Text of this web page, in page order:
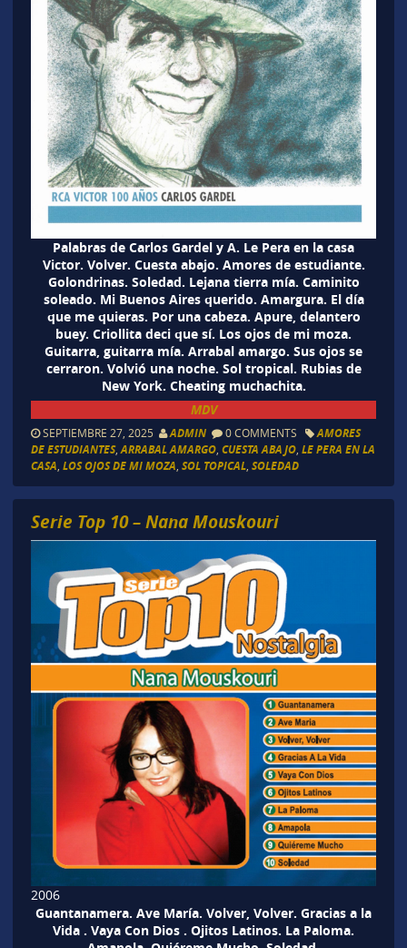
Palabras de Carlos Gardel y A. Le Pera en la casa
Victor. Volver. Cuesta abajo. Amores de estudiante.
Golondrinas. Soledad. Lejana tierra mía. Caminito
soleado. Mi Buenos Aires querido. Amargura. El día
que me quieras. Por una cabeza. Apure, delantero
buey. Criollita deci que sí. Los ojos de mi moza.
Guitarra, guitarra mía. Arrabal amargo. Sus ojos se
cerraron. Volvió una noche. Sol tropical. Rubias de
New York. Cheating muchachita.
MDV
SEPTIEMBRE 27, 2025 ADMIN 0 COMMENTS
AMORES
DE ESTUDIANTES,ARRABAL AMARGO, CUESTA ABAJO, LE PERA EN LA
CASA, LOS OJOS DE MI MOZA, SOL TOPICAL, SOLEDAD
Serie Top 10 – Nana Mouskouri
2006
Guantanamera. Ave María. Volver, Volver. Gracias a la
Vida . Vaya Con Dios . Ojitos Latinos. La Paloma.